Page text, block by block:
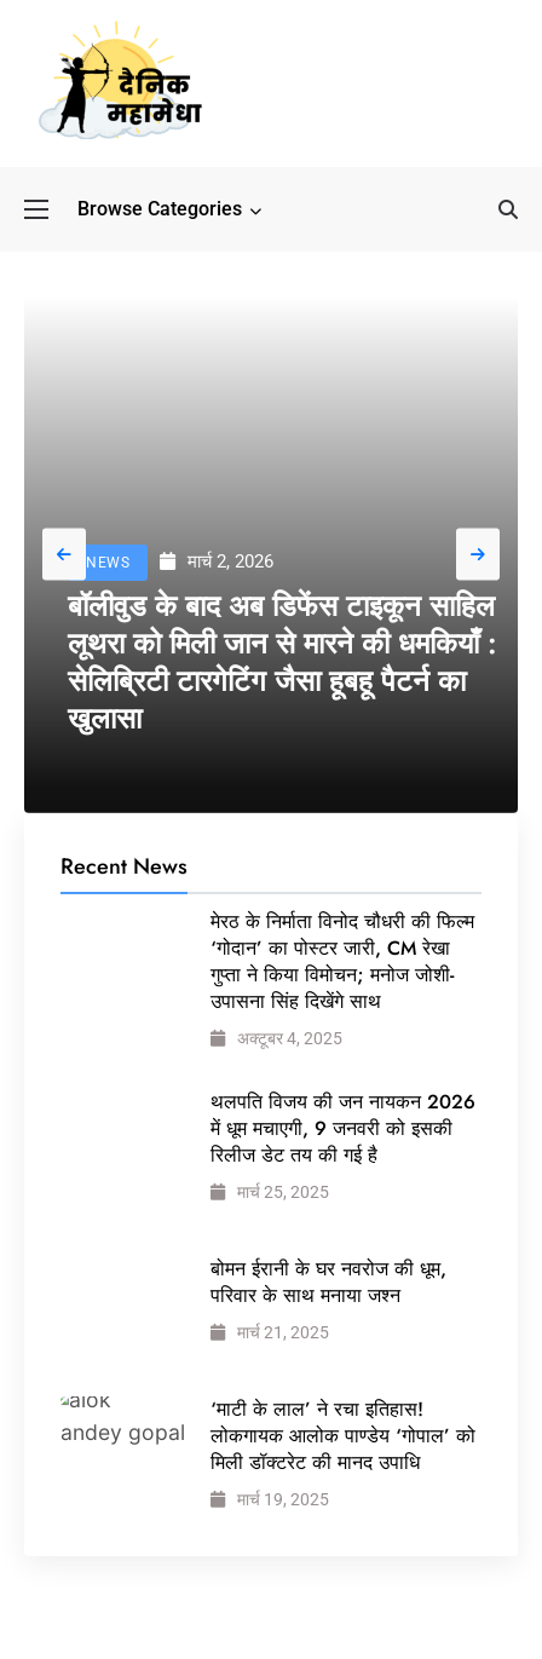
Browse Categories
NEWS मार्च 2, 2026
बॉलीवुड के बाद अब डिफेंस टाइकून साहिल
लूथरा को मिली जान से मारने की धमकियाँ :
सेलिब्रिटी टारगेटिंग जैसा हूबहू पैटर्न का
खुलासा
Recent News
मेरठ के निर्माता विनोद चौधरी की फिल्म
‘गोदान’ का पोस्टर जारी, CM रेखा
गुप्ता ने किया विमोचन; मनोज जोशी-
उपासना सिंह दिखेंगे साथ
अक्टूबर 4, 2025
थलपति विजय की जन नायकन 2026
में धूम मचाएगी, 9 जनवरी को इसकी
रिलीज डेट तय की गई है
मार्च 25, 2025
बोमन ईरानी के घर नवरोज की धूम,
परिवार के साथ मनाया जश्न
मार्च 21, 2025
‘माटी के लाल’ ने रचा इतिहास!
लोकगायक आलोक पाण्डेय ‘गोपाल’ को
मिली डॉक्टरेट की मानद उपाधि
मार्च 19, 2025